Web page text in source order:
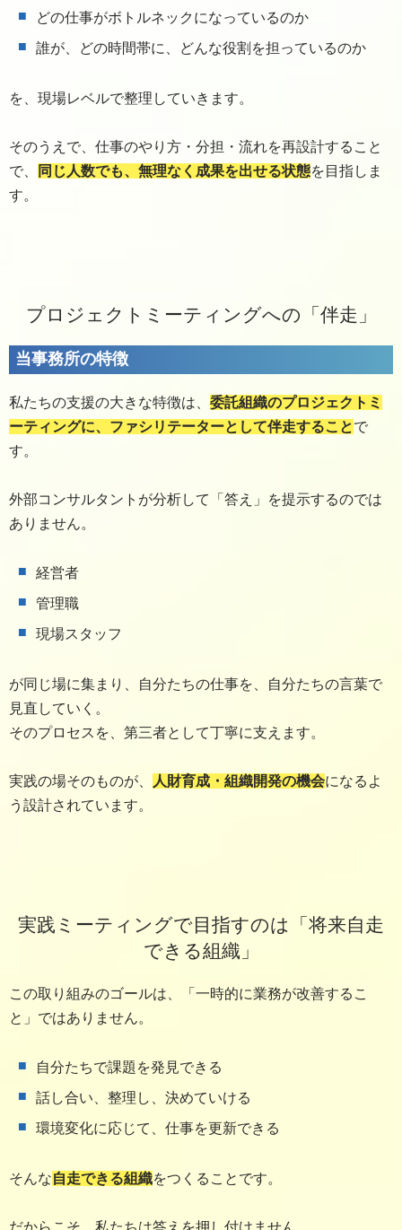
どの仕事がボトルネックになっているのか
誰が、どの時間帯に、どんな役割を担っているのか
を、現場レベルで整理していきます。
そのうえで、仕事のやり方・分担・流れを再設計すること
で、
同じ人数でも、無理なく成果を出せる状態を目指しま
す。
プロジェクトミーティングへの「伴走」
当事務所の特徴
私たちの支援の大きな特徴は、 委託組織のプロジェクトミ
ーティングに、ファシリテーターとして伴走することで
す。
外部コンサルタントが分析して「答え」を提示するのでは
ありません。
経営者
管理職
現場スタッフ
が同じ場に集まり、自分たちの仕事を、自分たちの言葉で
見直していく。
そのプロセスを、第三者として丁寧に支えます。
実践の場そのものが、 人財育成・組織開発の機会になるよ
う設計されています。
実践ミーティングで目指すのは「将来自走
できる組織」
この取り組みのゴールは、「一時的に業務が改善するこ
と」ではありません。
自分たちで課題を発見できる
話し合い、整理し、決めていける
環境変化に応じて、仕事を更新できる
そんな自走できる組織をつくることです。
だからこそ、私たちは答えを押し付けません。